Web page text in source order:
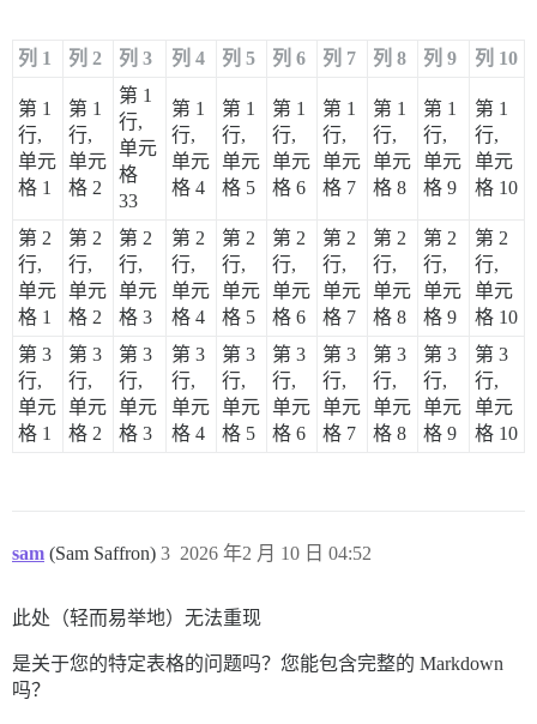
列 1 列 2 列 3 列 4 列 5 列 6 列 7 列 8 列 9 列 10
第 1
行,
单元
格 1
第 1
行,
单元
格 2
第 1
行,
单元
格
33
第 1
行,
单元
格 4
第 1
行,
单元
格 5
第 1
行,
单元
格 6
第 1
行,
单元
格 7
第 1
行,
单元
格 8
第 1
行,
单元
格 9
第 1
行,
单元
格 10
第 2
行,
单元
格 1
第 2
行,
单元
格 2
第 2
行,
单元
格 3
第 2
行,
单元
格 4
第 2
行,
单元
格 5
第 2
行,
单元
格 6
第 2
行,
单元
格 7
第 2
行,
单元
格 8
第 2
行,
单元
格 9
第 2
行,
单元
格 10
第 3
行,
单元
格 1
第 3
行,
单元
格 2
第 3
行,
单元
格 3
第 3
行,
单元
格 4
第 3
行,
单元
格 5
第 3
行,
单元
格 6
第 3
行,
单元
格 7
第 3
行,
单元
格 8
第 3
行,
单元
格 9
第 3
行,
单元
格 10
sam (Sam Saffron) 2026 年2 月 10 日 04:52
3
此处（轻而易举地）无法重现
是关于您的特定表格的问题吗？您能包含完整的 Markdown
吗？